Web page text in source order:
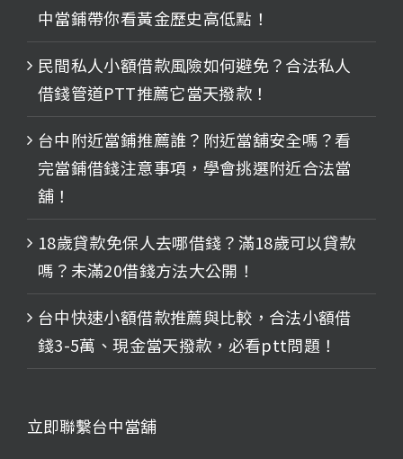
中當鋪帶你看黃金歷史高低點！
民間私人小額借款風險如何避免？合法私人
借錢管道PTT推薦它當天撥款！
台中附近當鋪推薦誰？附近當舖安全嗎？看
完當鋪借錢注意事項，學會挑選附近合法當
舖！
18歲貸款免保人去哪借錢？滿18歲可以貸款
嗎？未滿20借錢方法大公開！
台中快速小額借款推薦與比較，合法小額借
錢3-5萬、現金當天撥款，必看ptt問題！
立即聯繫台中當舖